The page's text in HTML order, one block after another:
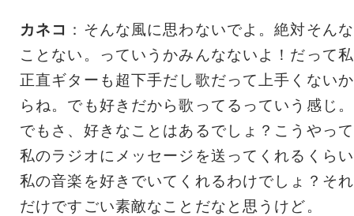
カネコ ：そんな風に思わないでよ。絶対そんな
ことない。っていうかみんなないよ！だって私
正直ギターも超下手だし歌だって上手くないか
らね。でも好きだから歌ってるっていう感じ。
でもさ、好きなことはあるでしょ？こうやって
私のラジオにメッセージを送ってくれるくらい
私の音楽を好きでいてくれるわけでしょ？それ
だけですごい素敵なことだなと思うけど。